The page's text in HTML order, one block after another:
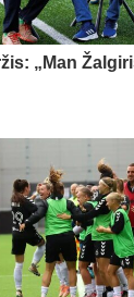
„Man